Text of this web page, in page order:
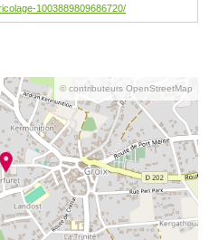
1003889809686720/
© contributeurs OpenStreetMap